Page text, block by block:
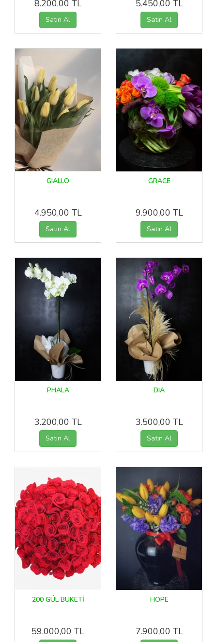
8.200,00 TL 5.450,00 TL
GIALLO
4.950,00 TL
GRACE
9.900,00 TL
PHALA
3.200,00 TL
DIA
3.500,00 TL
200 GÜL BUKETİ
59.000,00 TL
HOPE
7.900,00 TL